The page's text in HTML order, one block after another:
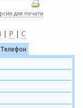
для печати
| Р | С
Телефон